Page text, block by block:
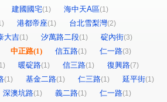
建國國宅(1) 海中天A區(1)
港都帝座(1) 台北雪梨灣(2)
大吉(1) 汐萬路二段(1) 碇內街(3)
中正路(1) 信五路(1) 仁一路(3)
暖碇路(1) 信三路(1) 復興路(7)
(1) 基金二路(1) 仁三路(1) 延平街(1)
深澳坑路(1) 義二路(1) 仁一路(1)